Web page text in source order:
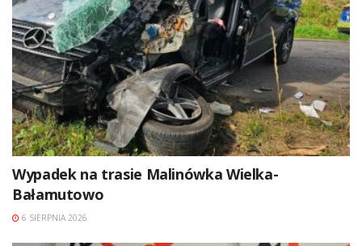
Wypadek na trasie Malinówka Wielka-
Bałamutowo
6 SIERPNIA 2026